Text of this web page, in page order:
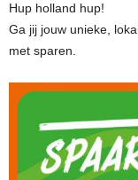
Hup holland hup!
Ga jij jouw unieke,
met sparen.